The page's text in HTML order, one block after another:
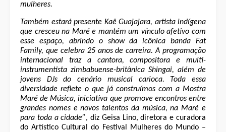
mulheres.
Também estará presente Kaê Guajajara, artista indígena
que cresceu na Maré e mantém um vínculo afetivo com
esse espaço, abrindo o show da icônica banda Fat
Family, que celebra 25 anos de carreira. A programação
internacional traz a cantora, compositora e multi-
instrumentista zimbabuense-britânica Shingai, além de
jovens DJs do cenário musical carioca. Toda essa
diversidade reflete o que já construímos com a Mostra
Maré de Música, iniciativa que promove encontros entre
grandes nomes e novos talentos da música, na Maré e
para toda a cidade”, diz Geisa Lino, diretora e curadora
do Artístico Cultural do Festival Mulheres do Mundo –